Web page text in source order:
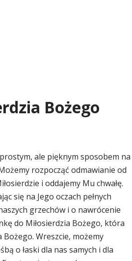
Bożego
ale pięknym sposobem na
rozpocząć odmawianie od
i oddajemy Mu chwałę.
się na Jego oczach pełnych
grzechów i o nawrócenie
do Miłosierdzia Bożego, która
Wreszcie, możemy
o łaski dla nas samych i dla